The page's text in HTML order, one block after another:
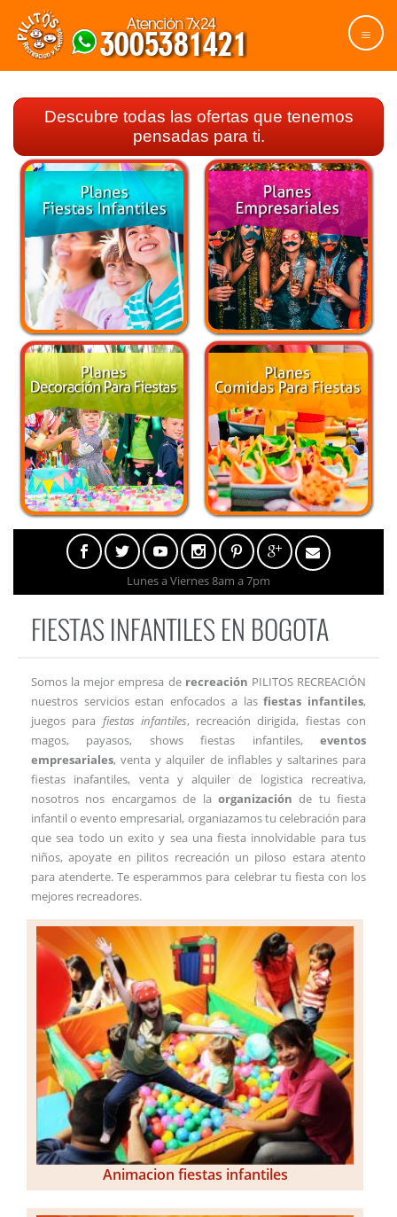
Descubre todas las ofertas que tenemos
pensadas para ti.
Lunes a Viernes 8am a 7pm
FIESTAS INFANTILES EN BOGOTA
Somos la mejor empresa de recreación PILITOS RECREACIÓN
nuestros servicios estan enfocados a lasfiestas infantiles,
juegos para fiestas infantiles, recreación dirigida, fiestas con
magos, payasos, shows fiestas infantiles, eventos
empresariales, venta y alquiler de inflables y saltarines para
fiestas inafantiles, venta y alquiler de logistica recreativa,
nosotros nos encargamos de la organización de tu fiesta
infantil o evento empresarial, organiazamos tu celebración para
que sea todo un exito y sea una fiesta innolvidable para tus
niños, apoyate en pilitos recreación un piloso estara atento
para atenderte. Te esperammos para celebrar tu fiesta con los
mejores recreadores.
Animacion fiestas infantiles